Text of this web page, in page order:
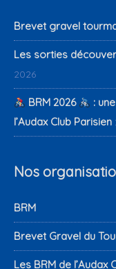
Brevet gravel
Les sorties
2026
BRM 2026
:
l’Audax Club Parisien
Nos
BRM
Brevet Gravel du
Les BRM de l’Audax